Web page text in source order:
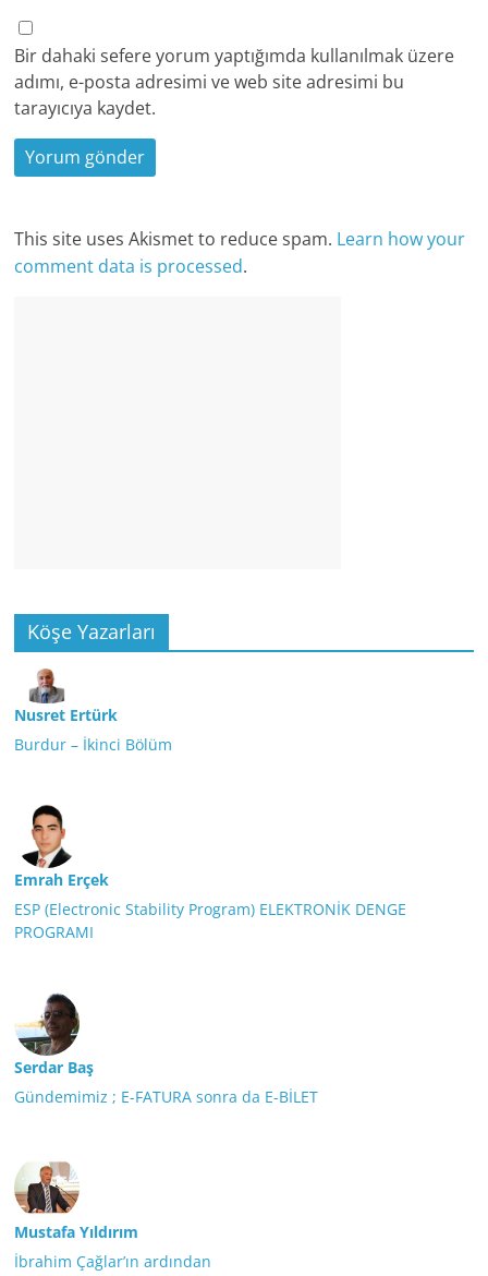
Bir dahaki sefere yorum yaptığımda kullanılmak üzere
adımı, e-posta adresimi ve web site adresimi bu
tarayıcıya kaydet.
This site uses Akismet to reduce spam. Learn how your
comment data is processed.
Köşe Yazarları
Nusret Ertürk
Burdur – İkinci Bölüm
Emrah Erçek
ESP (Electronic Stability Program) ELEKTRONİK DENGE
PROGRAMI
Serdar Baş
Gündemimiz ; E-FATURA sonra da E-BİLET
Mustafa Yıldırım
İbrahim Çağlar’ın ardından